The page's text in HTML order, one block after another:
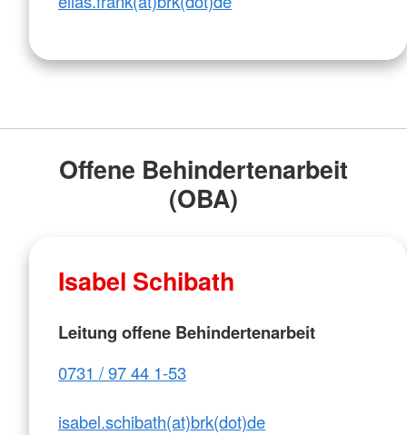
Offene Behindertenarbeit
(OBA)
Isabel Schibath
Leitung offene Behindertenarbeit
0731 / 97 44 1-53
isabel.schibath(at)brk(dot)de